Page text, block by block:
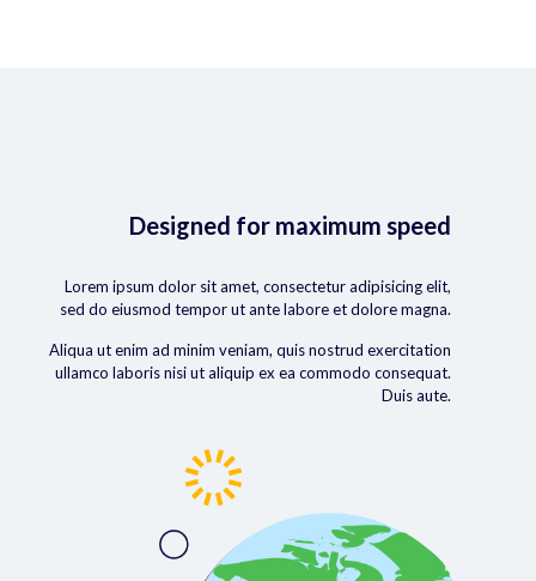
Designed for maximum speed
Lorem ipsum dolor sit amet, consectetur adipisicing elit,
sed do eiusmod tempor ut ante labore et dolore magna.
Aliqua ut enim ad minim veniam, quis nostrud exercitation
ullamco laboris nisi ut aliquip ex ea commodo consequat.
Duis aute.